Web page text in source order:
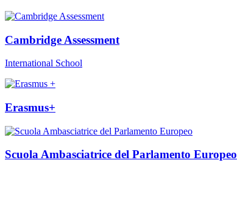
Cambridge Assessment
International School
Erasmus+
Scuola Ambasciatrice del Parlamento Europeo